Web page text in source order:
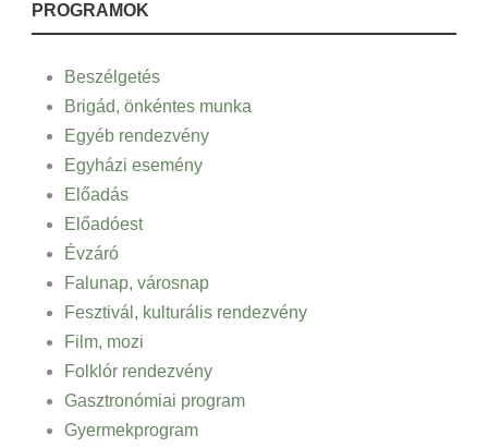
PROGRAMOK
Beszélgetés
Brigád, önkéntes munka
Egyéb rendezvény
Egyházi esemény
Előadás
Előadóest
Évzáró
Falunap, városnap
Fesztivál, kulturális rendezvény
Film, mozi
Folklór rendezvény
Gasztronómiai program
Gyermekprogram